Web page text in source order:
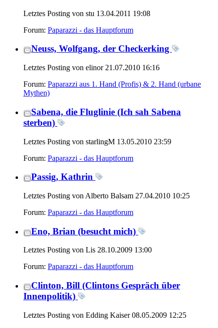
Letztes Posting von stu 13.04.2011 19:08
Forum: Paparazzi - das Hauptforum
Neuss, Wolfgang, der Checkerking
Letztes Posting von elinor 21.07.2010 16:16
Forum: Paparazzi aus 1. Hand (Profis) & 2. Hand (urbane
Mythen)
Sabena, die Fluglinie (Ich sah Sabena
sterben)
Letztes Posting von starlingM 13.05.2010 23:59
Forum: Paparazzi - das Hauptforum
Passig, Kathrin
Letztes Posting von Alberto Balsam 27.04.2010 10:25
Forum: Paparazzi - das Hauptforum
Eno, Brian (besucht mich)
Letztes Posting von Lis 28.10.2009 13:00
Forum: Paparazzi - das Hauptforum
Clinton, Bill (Clintons Gespräch über
Innenpolitik)
Letztes Posting von Edding Kaiser 08.05.2009 12:25